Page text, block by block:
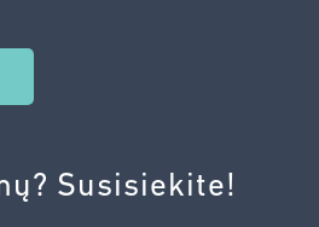
Susisiekite!